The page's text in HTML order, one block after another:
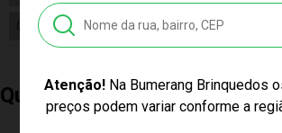
Atenção!Na Bumerang Brinquedos
preços podem variar conforme a
Cor Produto Multicor
Quem Comprou, Também